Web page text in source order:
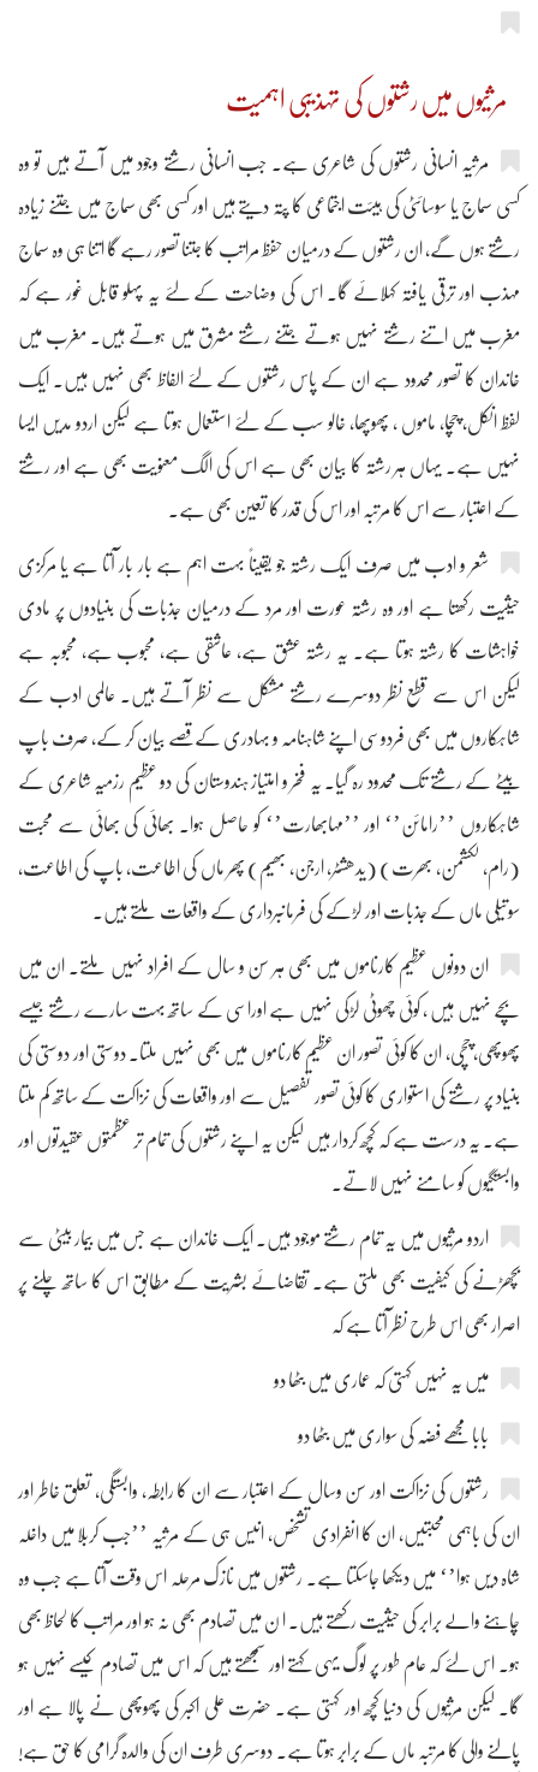
مرثیوں میں رشتوں کی تہذیبی اہمیت
مرثیہ انسانی رشتوں کی شاعری ہے۔ جب انسانی رشتے وجود میں آتے ہیں تو وہ
کسی سماج یا سوسائٹی کی ہیئت اجتماعی کا پتہ دیتے ہیں اور کسی بھی سماج میں جتنے زیادہ
رشتے ہوں گے، ان رشتوں کے درمیان حفظ مراتب کا جتنا تصور رہے گا اتنا ہی وہ سماج
مہذب اور ترقی یافتہ کہلائے گا۔ اس کی وضاحت کے لئے یہ پہلو قابل غور ہے کہ
مغرب میں اتنے رشتے نہیں ہوتے جتنے رشتے مشرق میں ہوتے ہیں۔ مغرب میں
خاندان کا تصور محدود ہے ان کے پاس رشتوں کے لئے الفاظ بھی نہیں ہیں۔ ایک
لفظ انکل، چچا، ماموں ، پھوپھا، خالو سب کے لئے استعمال ہوتا ہے لیکن اردو مدیں ایسا
نہیں ہے۔ یہاں ہر رشتہ کا بیان بھی ہے اس کی الگ معنویت بھی ہے اور رشتے
کے اعتبار سے اس کا مرتبہ اور اس کی قدر کا تعین بھی ہے۔
شعر و ادب میں صرف ایک رشتہ جو یقیناً بہت اہم ہے بار بار آتا ہے یا مرکزی
حیثیت رکھتا ہے اور وہ رشتہ عورت اور مرد کے درمیان جذبات کی بنیادوں پر مادی
خواہشات کا رشتہ ہوتا ہے۔ یہ رشتہ عشق ہے، عاشقی ہے، محبوب ہے، محبوبہ ہے
لیکن اس سے قطع نظر دوسرے رشتے مشکل سے نظر آتے ہیں۔ عالمی ادب کے
شاہکاروں میں بھی فردوسی اپنے شاہنامہ و بہادری کے قصے بیان کر کے، صرف باپ
بیٹے کے رشتے تک محدود رہ گیا۔ یہ فخر و امتیاز ہندوستان کی دو عظیم رزمیہ شاعری کے
شاہکاروں ’’رامائن’‘ اور ’’مہابھارت’‘ کو حاصل ہوا۔ بھائی کی بھائی سے محبت
(رام، لکشمن، بھرت) (یدھشٹر، ارجن، بھیم) پھر ماں کی اطاعت، باپ کی اطاعت،
سوتیلی ماں کے جذبات اور لڑکے کی فرمانبرداری کے واقعات ملتے ہیں۔
ان دونوں عظیم کارناموں میں بھی ہر سن و سال کے افراد نہیں ملتے۔ ان میں
بچے نہیں ہیں ، کوئی چھوٹی لڑکی نہیں ہے اوراسی کے ساتھ بہت سارے رشتے جیسے
پھوپھی، چچی، ان کا کوئی تصور ان عظیم کارناموں میں بھی نہیں ملتا۔ دوستی اور دوستی کی
بنیاد پر رشتے کی استواری کا کوئی تصور تفصیل سے اور واقعات کی نزاکت کے ساتھ کم ملتا
ہے۔ یہ درست ہے کہ کچھ کردار ہیں لیکن یہ اپنے رشتوں کی تمام تر عظمتوں عقیدتوں اور
وابستگیوں کو سامنے نہیں لاتے۔
اردو مرثیوں میں یہ تمام رشتے موجود ہیں۔ ایک خاندان ہے جس میں بیمار بیٹی سے
بچھڑنے کی کیفیت بھی ملتی ہے۔ تقاضائے بشریت کے مطابق اس کا ساتھ چلنے پر
اصرار بھی اس طرح نظر آتا ہے کہ
میں یہ نہیں کہتی کہ عماری میں بٹھا دو
بابا مجھے فضہ کی سواری میں بٹھا دو
رشتوں کی نزاکت اور سن وسال کے اعتبار سے ان کا رابطہ، وابستگی، تعلق خاطر اور
ان کی باہمی محبتیں، ان کا انفرادی تشخص، انیس ہی کے مرثیہ ’’جب کربلا میں داخلہ
شاہ دیں ہوا’‘ میں دیکھا جاسکتا ہے۔ رشتوں میں نازک مرحلہ اس وقت آتا ہے جب وہ
چاہنے والے برابر کی حیثیت رکھتے ہیں۔ ا ن میں تصادم بھی نہ ہو اور مراتب کا لحاظ بھی
ہو۔ اس لئے کہ عام طور پر لوگ یہی کہتے اور سمجھتے ہیں کہ اس میں تصادم کیسے نہیں ہو
گا۔ لیکن مرثیوں کی دنیا کچھ اور کہتی ہے۔ حضرت علی اکبر کی پھوپھی نے پالا ہے اور
پالنے والی کا مرتبہ ماں کے برابر ہوتا ہے۔ دوسری طرف ان کی والدہ گرامی کا حق ہے!